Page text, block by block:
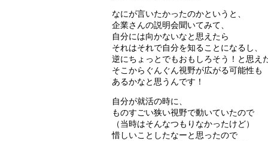
なにが言いたかったのかというと、
企業さんの説明会聞いてみて、
自分には向かないなと思えたら
それはそれで自分を知ることになるし、
逆にちょっとでもおもしろそう！と思え
そこからぐんぐん視野が広がる可能性も
あるかなと思うんです！
自分が就活の時に、
ものすごい狭い視野で動いていたので
（当時はそんなつもりなかったけど）
惜しいことしたなーと思ったので